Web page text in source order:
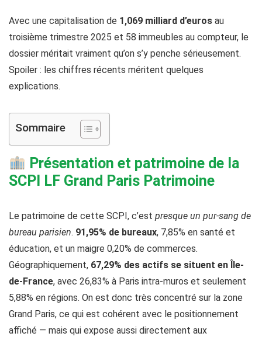
Avec une capitalisation de 1,069 milliard d’euros au
troisième trimestre 2025 et 58 immeubles au compteur, le
dossier méritait vraiment qu’on s’y penche sérieusement.
Spoiler : les chiffres récents méritent quelques
explications.
Sommaire
Présentation et patrimoine de la
SCPI LF Grand Paris Patrimoine
Le patrimoine de cette SCPI, c’est presque un pur-sang de
bureau parisien. 91,95% de bureaux, 7,85% en santé et
éducation, et un maigre 0,20% de commerces.
Géographiquement, 67,29% des actifs se situent en Île-
de-France, avec 26,83% à Paris intra-muros et seulement
5,88% en régions. On est donc très concentré sur la zone
Grand Paris, ce qui est cohérent avec le positionnement
affiché — mais qui expose aussi directement aux